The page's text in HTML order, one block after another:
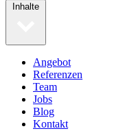
Inhalte
Angebot
Referenzen
Team
Jobs
Blog
Kontakt